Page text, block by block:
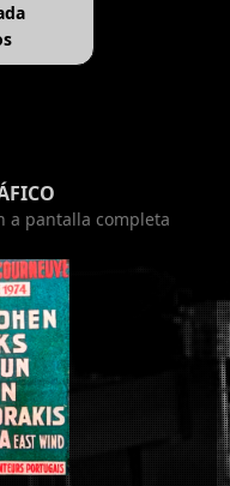
a pantalla completa